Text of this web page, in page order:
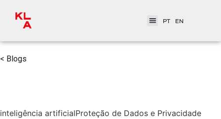
PT EN
< Blogs
inteligência artificialProteção de Dados e Privacidade